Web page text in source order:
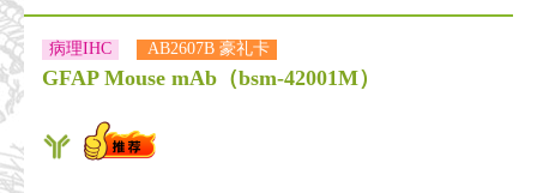
病理IHC AB2607B 豪礼卡
GFAP Mouse mAb （bsm-42001M）